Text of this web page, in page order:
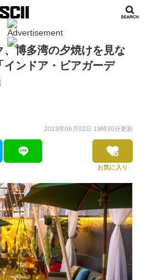
、博多湾の夕焼けを見な
ンドア・ビアガーデ
2023年06月02日 19時30分更新
お気に入り